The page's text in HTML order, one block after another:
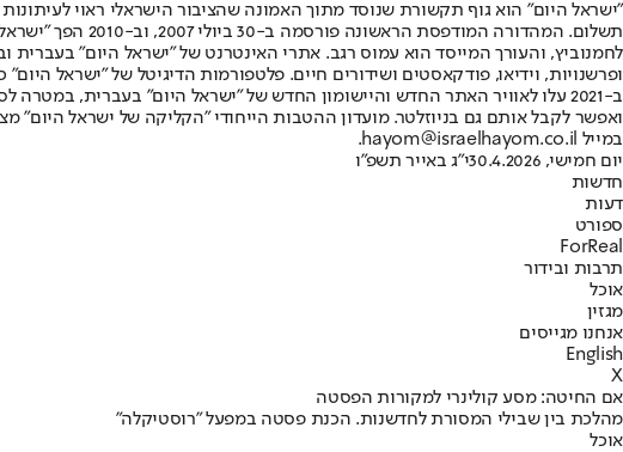
"ישראל היום" הוא גוף תקשורת שנוסד מתוך האמונה שהציבור הישראלי ראוי
תשלום. המהדורה
ופרשנויות, וידיאו, פודקאסטים ושידורים חיים. פלטפורמות הדיגיטל של "ישראל
ב-2021 עלו לאוויר האתר החדש והיישומון החדש של "ישראל היום" בעברית,
ואפשר לקבל אותם גם בניוזלטר. מועדון ההטבות הייחודי "הקליקה של ישראל היום"
במייל hayom@israelhayom.co.il.
יום חמישי, 30.4.2026
י"ג באייר תשפ"ו
חדשות
דעות
ספורט
ForReal
תרבות ובידור
אוכל
מגזין
אנחנו מגייסים
English
X
אם החיטה: מסע קולינרי למקורות הפסטה
מהלכת בין שבילי המסורת לחדשנות. הכנת פסטה במפעל "רוסטיקלה"
אוכל